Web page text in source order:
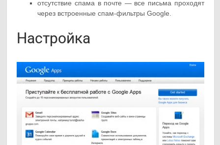
отсутствие спама в почте — все письма проходят
через встроенные спам-фильтры Google.
Настройка